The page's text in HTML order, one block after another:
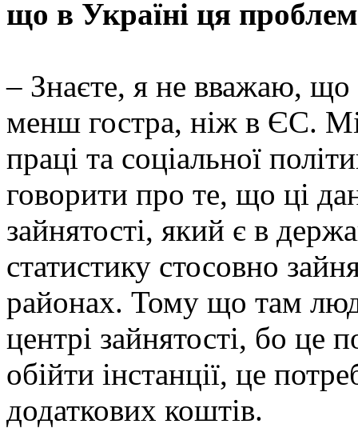
що в Україні ця
– Знаєте, я не вважаю, що
менш гостра, ніж в ЄС.
праці та соціальної
говорити про те, що ці
зайнятості, який є в
статистику стосовно
районах. Тому що там
центрі зайнятості, бо це
обійти інстанції, це
додаткових коштів.